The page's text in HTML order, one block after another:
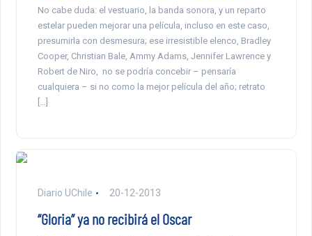
No cabe duda: el vestuario, la banda sonora, y un reparto
estelar pueden mejorar una película, incluso en este caso,
presumirla con desmesura; ese irresistible elenco, Bradley
Cooper, Christian Bale, Ammy Adams, Jennifer Lawrence y
Robert de Niro, no se podría concebir – pensaría
cualquiera – si no como la mejor película del año; retrato
[…]
Diario UChile 20-12-2013
“Gloria” ya no recibirá el Oscar